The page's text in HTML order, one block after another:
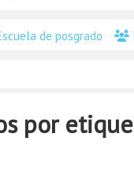
de posgrado
por